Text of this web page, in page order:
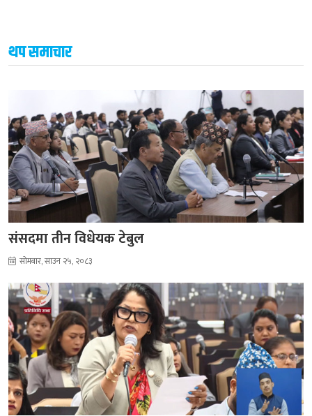
थप समाचार
संसदमा तीन विधेयक टेबुल
सोमबार, साउन २५, २०८३